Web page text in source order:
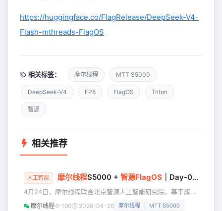
https://huggingface.co/FlagRelease/DeepSeek-V4-
Flash-mthreads-FlagOS
相关标签： 摩尔线程 MTT S5000
DeepSeek-V4 FP8 FlagOS Triton
智源
相关推荐
人工智能 摩尔线程S5000 + 智源FlagOS ｜Day-0适配
4月24日，摩尔线程联合北京智源人工智能研究院，基于旗舰
级AI训推一体智算卡MTT S5000与FlagOS全栈软件体系，**
摩尔线程 190 2026-04-26 摩尔线程 MTT S5000